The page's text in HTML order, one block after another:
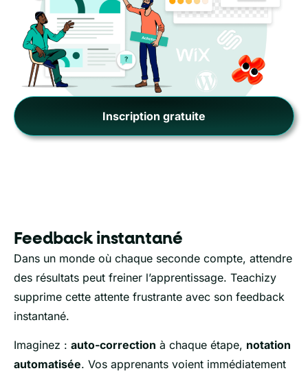
Inscription gratuite
Feedback instantané
Dans un monde où chaque seconde compte, attendre
des résultats peut freiner l’apprentissage. Teachizy
supprime cette attente frustrante avec son feedback
instantané.
Imaginez : auto-correction à chaque étape, notation
automatisée. Vos apprenants voient immédiatement